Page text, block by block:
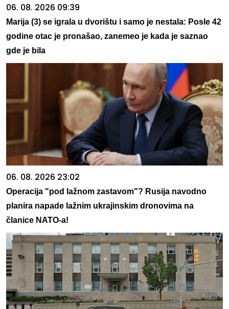
06. 08. 2026 09:39
Marija (3) se igrala u dvorištu i samo je nestala: Posle 42
godine otac je pronašao, zanemeo je kada je saznao
gde je bila
06. 08. 2026 23:02
Operacija "pod lažnom zastavom"? Rusija navodno
planira napade lažnim ukrajinskim dronovima na
članice NATO-a!